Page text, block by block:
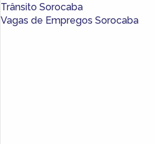
Trânsito Sorocaba
Vagas de Empregos Sorocaba